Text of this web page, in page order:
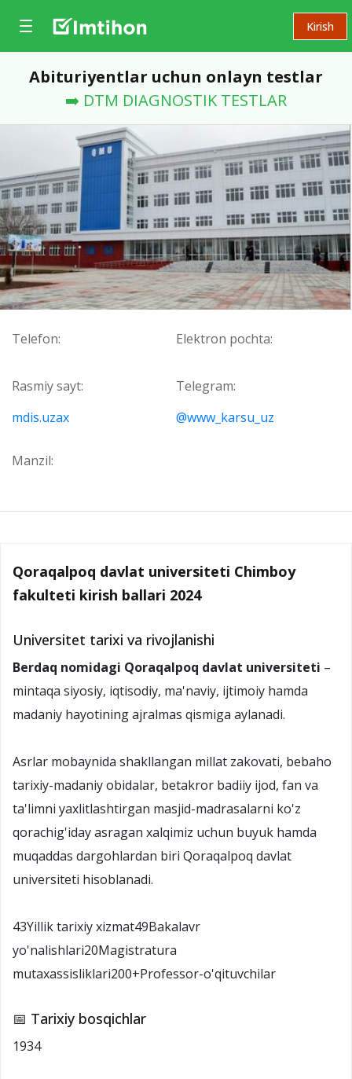
Kirish
Abituriyentlar uchun onlayn testlar
➡️ DTM DIAGNOSTIK TESTLAR
Telefon: Elektron pochta:
Rasmiy sayt:
mdis.uzax
Telegram:
@www_karsu_uz
Manzil:
Qoraqalpoq davlat universiteti Chimboy
fakulteti kirish ballari 2024
Universitet tarixi va rivojlanishi
Berdaq nomidagi Qoraqalpoq davlat universiteti –
mintaqa siyosiy, iqtisodiy, ma'naviy, ijtimoiy hamda
madaniy hayotining ajralmas qismiga aylanadi.
Asrlar mobaynida shakllangan millat zakovati, bebaho
tarixiy-madaniy obidalar, betakror badiiy ijod, fan va
ta'limni yaxlitlashtirgan masjid-madrasalarni ko'z
qorachig'iday asragan xalqimiz uchun buyuk hamda
muqaddas dargohlardan biri Qoraqalpoq davlat
universiteti hisoblanadi.
43Yillik tarixiy xizmat49Bakalavr
yo'nalishlari20Magistratura
mutaxassisliklari200+Professor-o'qituvchilar
📅 Tarixiy bosqichlar
1934